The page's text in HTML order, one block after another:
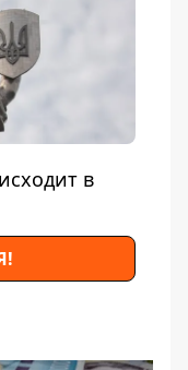
в